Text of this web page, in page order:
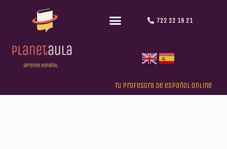
722 22 19 21
Tu profesora de español online